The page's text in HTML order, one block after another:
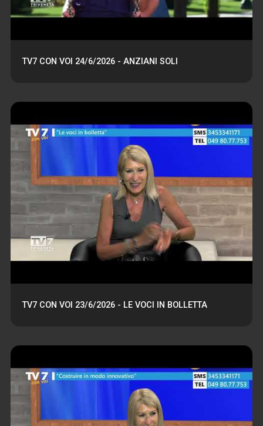
TV7 CON VOI 24/6/2026 - ANZIANI SOLI
TV7 CON VOI 23/6/2026 - LE VOCI IN BOLLETTA